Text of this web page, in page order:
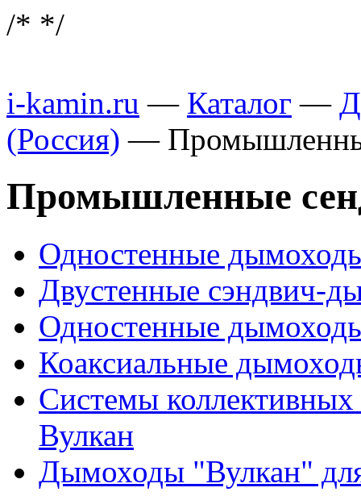
/* */
i-kamin.ru — Каталог —
(Россия) —
Промышленные
Одностенные
Двустенные сэндвич-
Одностенные
Коаксиальные
Системы
Вулкан
Дымоходы "Вулкан"